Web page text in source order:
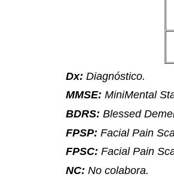
Dx: Diagnóstico.
MMSE: MiniMental
BDRS: Blessed
FPSP: Facial Pain
FPSC: Facial Pain
NC: No colabora.